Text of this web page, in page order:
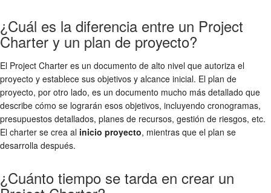
¿Cuál es la diferencia entre un Project
Charter y un plan de proyecto?
El Project Charter es un documento de alto nivel que autoriza el
proyecto y establece sus objetivos y alcance inicial. El plan de
proyecto, por otro lado, es un documento mucho más detallado que
describe cómo se lograrán esos objetivos, incluyendo cronogramas,
presupuestos detallados, planes de recursos, gestión de riesgos, etc.
El charter se crea al inicio proyecto, mientras que el plan se
desarrolla después.
¿Cuánto tiempo se tarda en crear un